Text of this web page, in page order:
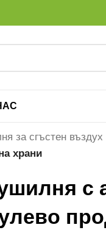
за сгъстен въздух
храни
с